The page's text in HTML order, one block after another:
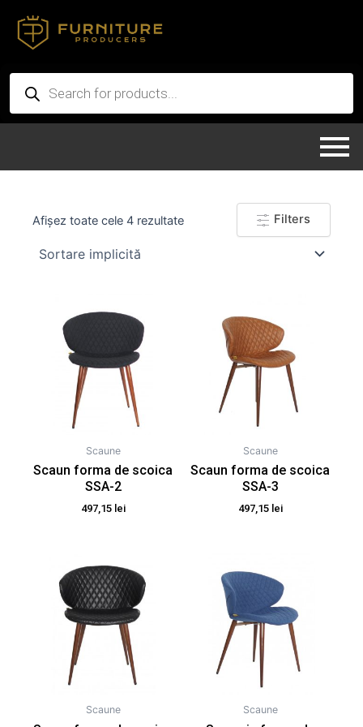
content
Products
search
Filters
Afișez toate cele 4 rezultate
Scaune
Scaun forma de scoica
SSA-2
497,15 lei
Scaune
Scaun forma de scoica
SSA-3
497,15 lei
Scaune Scaune